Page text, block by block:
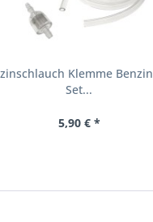
Klemme
Set...
5,90 € *